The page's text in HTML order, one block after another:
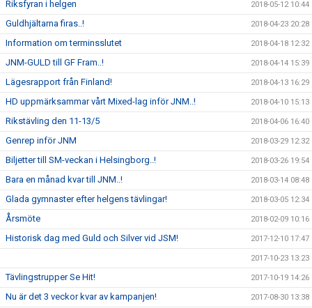
Riksfyran i helgen 2018-05-12 10:44
Guldhjältarna firas..! 2018-04-23 20:28
Information om terminsslutet 2018-04-18 12:32
JNM-GULD till GF Fram..! 2018-04-14 15:39
Lägesrapport från Finland! 2018-04-13 16:29
HD uppmärksammar vårt Mixed-lag inför JNM..! 2018-04-10 15:13
Rikstävling den 11-13/5 2018-04-06 16:40
Genrep inför JNM 2018-03-29 12:32
Biljetter till SM-veckan i Helsingborg..! 2018-03-26 19:54
Bara en månad kvar till JNM..! 2018-03-14 08:48
Glada gymnaster efter helgens tävlingar! 2018-03-05 12:34
Årsmöte 2018-02-09 10:16
Historisk dag med Guld och Silver vid JSM! 2017-12-10 17:47
2017-10-23 13:23
Tävlingstrupper Se Hit! 2017-10-19 14:26
Nu är det 3 veckor kvar av kampanjen! 2017-08-30 13:38